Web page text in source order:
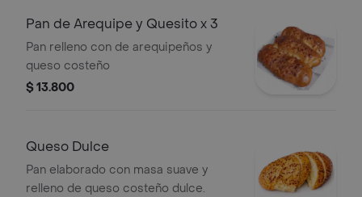
Pan de Arequipe y Quesito x 3
Pan relleno con de arequipeños y
queso costeño
$ 13.800
Queso Dulce
Pan elaborado con masa suave y
relleno de queso costeño dulce.